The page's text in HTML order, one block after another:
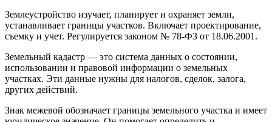
Землеустройство изучает, планирует и охраняет земли,
устанавливает границы участков. Включает проектирование,
съемку и учет. Регулируется законом № 78-ФЗ от 18.06.2001.
Земельный кадастр — это система данных о состоянии,
использовании и правовой информации о земельных
участках. Эти данные нужны для налогов, сделок, залога,
других действий.
Знак межевой обозначает границы земельного участка и имеет